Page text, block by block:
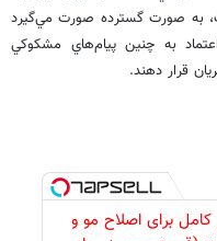
به صورت گسترده صورت مي‌گيرد
به چنين پيام‌هاي مشكوكي
قرار دهند.
کامل برای اصلاح مو و